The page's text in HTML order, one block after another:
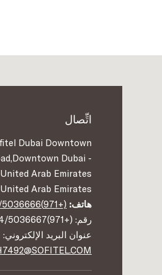
اتِّصال
Dubai Downtown ☆☆☆☆☆
Dubai -
Arab Emirates
Arab Emirates
هاتف: (+971)04/5036666
رقم: (+971)04/5036667
عنوان البريد الإلكتروني: